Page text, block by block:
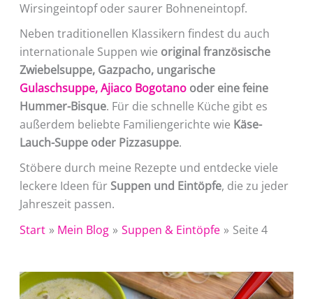
Wirsingeintopf oder saurer Bohneneintopf.
Neben traditionellen Klassikern findest du auch
internationale Suppen wie original französische
Zwiebelsuppe, Gazpacho, ungarische
Gulaschsuppe,Ajiaco Bogotanooder eine feine
Hummer-Bisque. Für die schnelle Küche gibt es
außerdem beliebte Familiengerichte wie Käse-
Lauch-Suppe oder Pizzasuppe.
Stöbere durch meine Rezepte und entdecke viele
leckere Ideen für Suppen und Eintöpfe, die zu jeder
Jahreszeit passen.
Start
Mein Blog Suppen & Eintöpfe Seite 4